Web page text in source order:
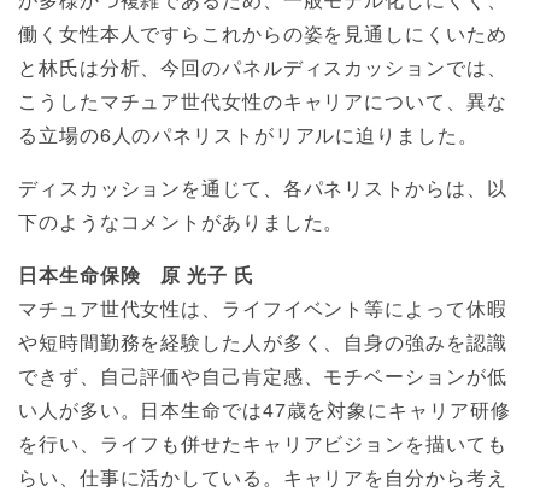
働く女性本人ですらこれからの姿を見通しにくいため
と林氏は分析、今回のパネルディスカッションでは、
こうしたマチュア世代女性のキャリアについて、異な
る立場の6人のパネリストがリアルに迫りました。
ディスカッションを通じて、各パネリストからは、以
下のようなコメントがありました。
日本生命保険 原 光子 氏
マチュア世代女性は、ライフイベント等によって休暇
や短時間勤務を経験した人が多く、自身の強みを認識
できず、自己評価や自己肯定感、モチベーションが低
い人が多い。日本生命では47歳を対象にキャリア研修
を行い、ライフも併せたキャリアビジョンを描いても
らい、仕事に活かしている。キャリアを自分から考え